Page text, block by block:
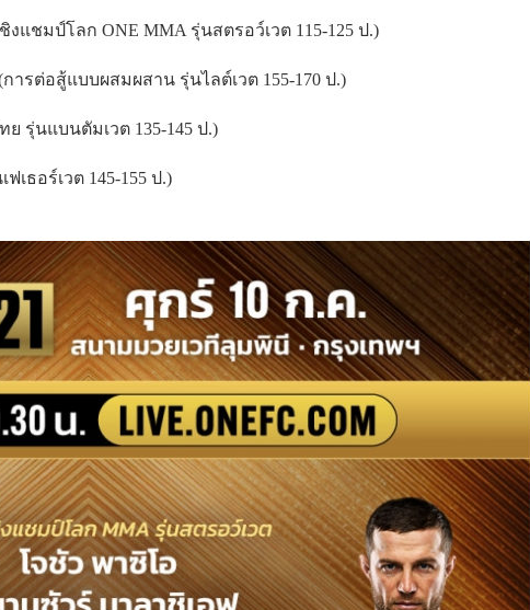
แชมป์โลก ONE MMA รุ่นสตรอว์เวต 115-125 ป.)
ารต่อสู้แบบผสมผสาน รุ่นไลต์เวต 155-170 ป.)
รุ่นแบนตัมเวต 135-145 ป.)
เธอร์เวต 145-155 ป.)